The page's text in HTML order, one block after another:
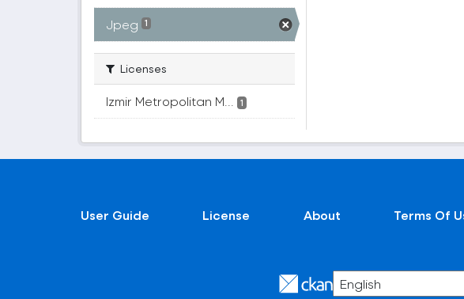
Jpeg 1
Licenses
Izmir Metropolitan M... 1
User Guide License About Terms Of